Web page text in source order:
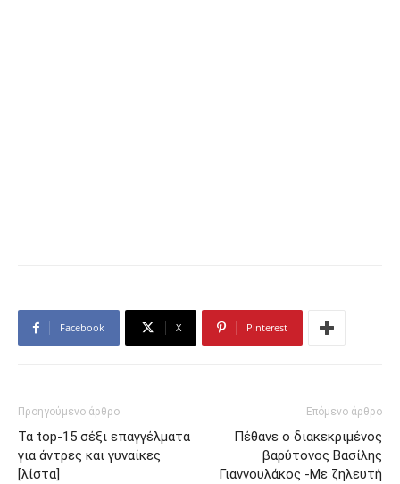
Facebook X Pinterest
Προηγούμενο άρθρο
Τα top-15 σέξι επαγγέλματα
για άντρες και γυναίκες
[λίστα]
Επόμενο άρθρο
Πέθανε ο διακεκριμένος
βαρύτονος Βασίλης
Γιαννουλάκος -Με ζηλευτή